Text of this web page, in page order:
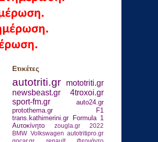
Ετικέτες
autotriti.gr
mototriti.gr
newsbeast.gr
4troxoi.gr
sport-fm.gr
auto24.gr
protothema.gr
F1
trans.kathimerini.gr
Formula 1
Αυτοκίνητο
zougla.gr
2022
BMW Volkswagen autotritipro.gr